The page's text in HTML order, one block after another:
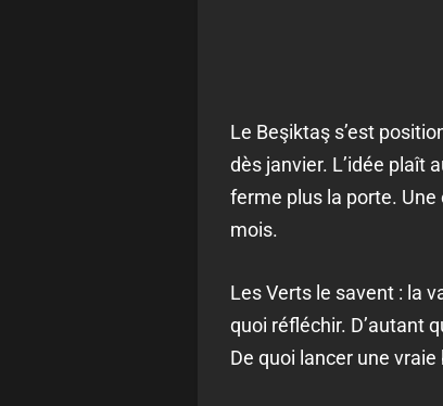
Le Beşiktaş s’est
dès janvier. L’idée plaît
ferme plus la porte.
mois.
Les Verts le savent : la
quoi réfléchir. D’autant
De quoi lancer une